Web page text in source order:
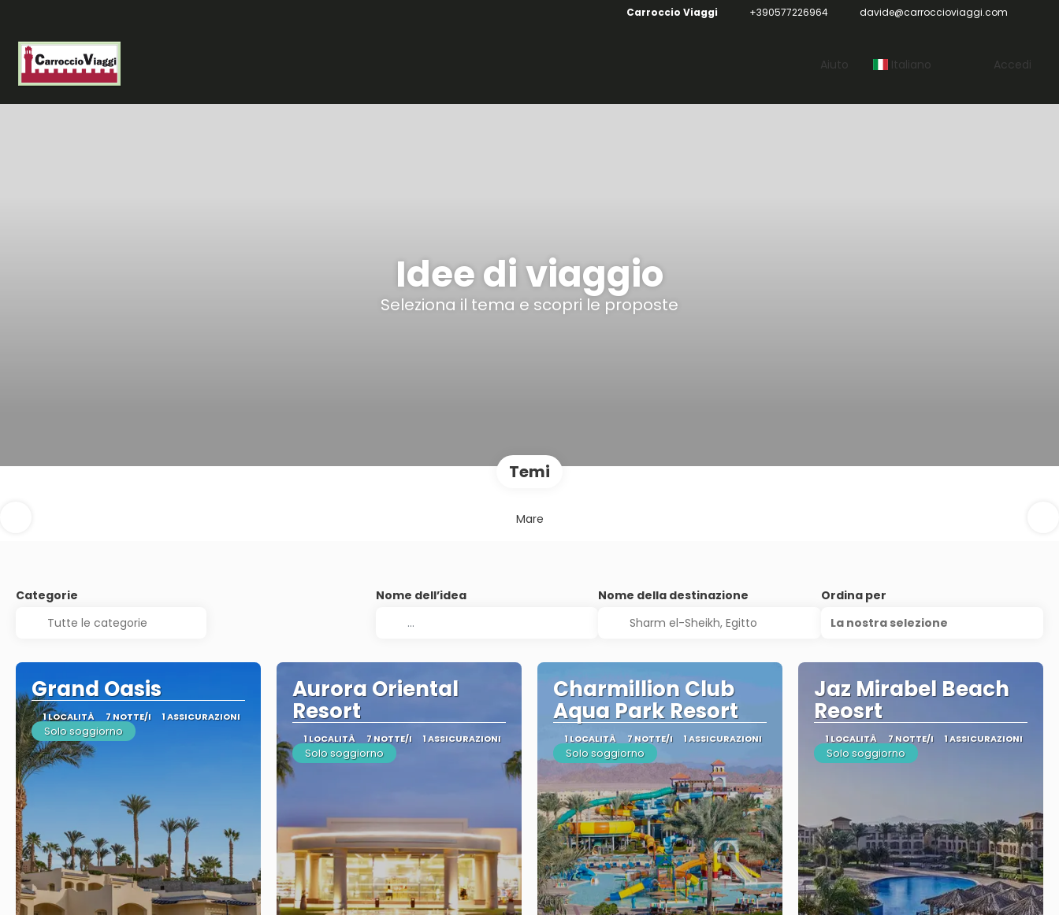
Carroccio Viaggi +390577226964 davide@carroccioviaggi.com
Aiuto Italiano Accedi
Idee di viaggio
Seleziona il tema e scopri le proposte
Temi
Mare
Categorie Nome dell’idea Nome della destinazione
Ordina per
La nostra selezione
Grand Oasis
1 LOCALITÀ 7 NOTTE/I 1 ASSICURAZIONI
Solo soggiorno
Aurora Oriental
Resort
1 LOCALITÀ 7 NOTTE/I 1 ASSICURAZIONI
Solo soggiorno
Charmillion Club
Aqua Park Resort
1 LOCALITÀ 7 NOTTE/I 1 ASSICURAZIONI
Solo soggiorno
Jaz Mirabel Beach
Reosrt
1 LOCALITÀ 7 NOTTE/I 1 ASSICURAZIONI
Solo soggiorno